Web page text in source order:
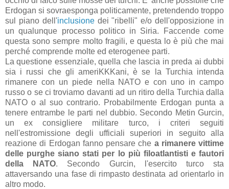
Erdogan si sovraesponga politicamente, pretendendo troppo
sul piano dell'inclusionedei "ribelli" e/o dell'opposizione in
un qualunque processo politico in Siria. Faccende come
questa sono sempre molto fragili, e questa lo è più che mai
perché comprende molte ed eterogenee parti.
La questione essenziale, quella che lascia in preda ai dubbi
sia i russi che gli ameriKKKani, è se la Turchia intenda
rimanere con un piede nella NATO e con uno in campo
russo o se ci troviamo davanti ad un ritiro della Turchia dalla
NATO o al suo contrario. Probabilmente Erdogan punta a
tenere entrambe le parti nel dubbio. Secondo Metin Gurcin,
un ex consigliere militare turco, i criteri seguiti
nell'estromissione degli ufficiali superiori in seguito alla
reazione di Erdogan fanno pensare che a rimanere vittime
delle purghe siano stati per lo più filoatlantisti e fautori
della NATO. Secondo Gurcin, l'esercito turco sta
attaversando una fase di rimpasto destinata ad orientarlo in
altro modo.